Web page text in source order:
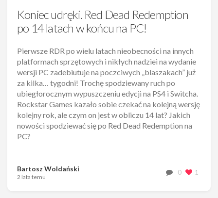
Koniec udręki. Red Dead Redemption
po 14 latach w końcu na PC!
Pierwsze RDR po wielu latach nieobecności na innych
platformach sprzętowych i nikłych nadziei na wydanie
wersji PC zadebiutuje na poczciwych „blaszakach” już
za kilka… tygodni! Trochę spodziewany ruch po
ubiegłorocznym wypuszczeniu edycji na PS4 i Switcha.
Rockstar Games kazało sobie czekać na kolejną wersję
kolejny rok, ale czym on jest w obliczu 14 lat? Jakich
nowości spodziewać się po Red Dead Redemption na
PC?
Bartosz Woldański
2 lata temu
0 1